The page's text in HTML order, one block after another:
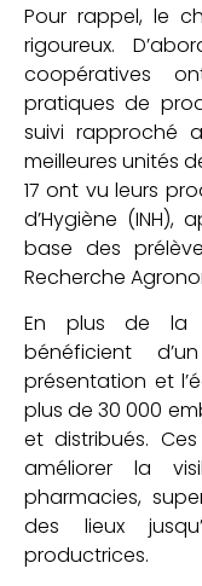
Pour rappel, le
rigoureux.
coopératives
pratiques de
suivi rapproché
meilleures unités
17 ont vu leurs
d’Hygiène (INH),
base des
Recherche
En plus de la
bénéficient
présentation et
plus de 30 000
et distribués.
améliorer la
pharmacies,
des lieux
productrices.